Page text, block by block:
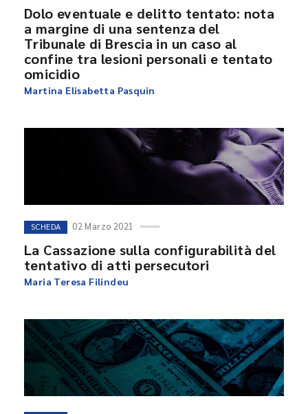
Dolo eventuale e delitto tentato: nota
a margine di una sentenza del
Tribunale di Brescia in un caso al
confine tra lesioni personali e tentato
omicidio
Martina Elisabetta Pasquin
SCHEDA 02 Marzo 2021
La Cassazione sulla configurabilità del
tentativo di atti persecutori
Maria Teresa Filindeu